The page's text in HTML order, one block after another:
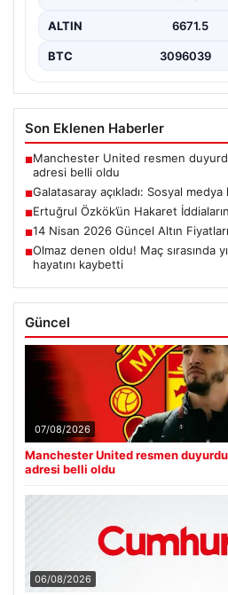
ALTIN 6671.5
BTC 3096039
Son Eklenen Haberler
■Manchester United resmen
adresi belli oldu
■Galatasaray açıkladı: Sosyal
■Ertuğrul Özkök’ün Hakaret
■14 Nisan 2026 Güncel Altın
■Olmaz denen oldu! Maç sırasında
hayatını kaybetti
Güncel
07/08/2026
Manchester United resmen
adresi belli oldu
06/08/2026